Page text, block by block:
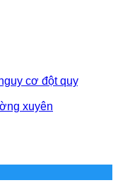
cơ đột quỵ
xuyên